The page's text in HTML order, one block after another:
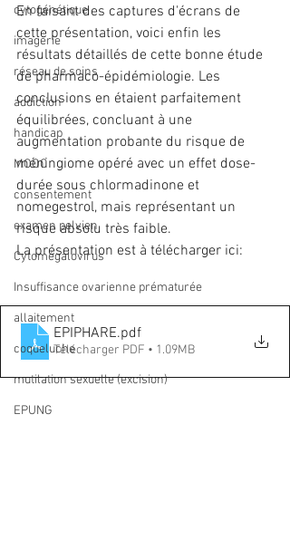
cytogénétique
imagerie
réseau de soins
addiction
handicap
MOOC
consentement
examen pelvien
Cytomégalovirus
Insuffisance ovarienne prématurée
allaitement
coqueluche
mutilation sexuelle (excision)
EPUNG
En faisant des captures d'écrans de
cette présentation, voici enfin les
résultats détaillés de cette bonne étude
de pharmaco-épidémiologie. Les
conclusions en étaient parfaitement
équilibrées, concluant à une
augmentation probante du risque de
méningiome opéré avec un effet dose-
durée sous chlormadinone et
nomegestrol, mais représentant un
risque absolu très faible.
La présentation est à télécharger ici:
EPIPHARE.pdf
Télécharger PDF • 1.09MB